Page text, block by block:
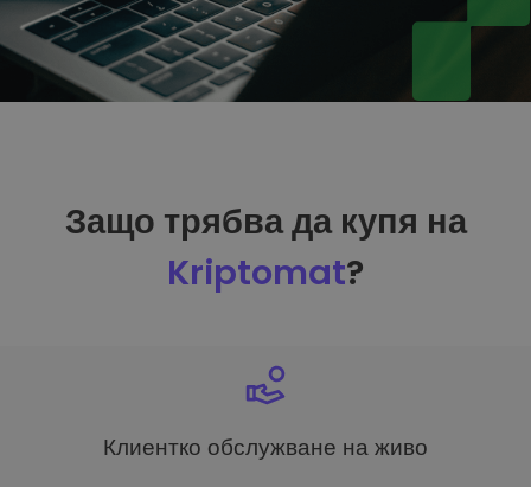
Защо трябва да купя на
Kriptomat?
Клиентко обслужване на живо